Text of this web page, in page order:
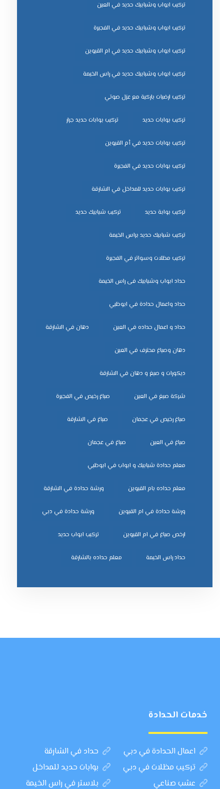
تركيب ابواب وشبابيك حديد في العين
تركيب ابواب وشبابيك حديد في الفجيرة
تركيب ابواب وشبابيك حديد في ام القيوين
تركيب ابواب وشبابيك حديد في راس الخيمة
تركيب ارضيات باركية مع عزل صوتي
تركيب بوابات حديد تركيب بوابات حديد جرار
تركيب بوابات حديد في أم القيوين
تركيب بوابات حديد في الفجيرة
تركيب بوابات حديد للمداخل في الشارقة
تركيب بوابة حديد تركيب شبابيك حديد
تركيب شبابيك حديد براس الخيمة
تركيب مظلات وسواتر في الفجيرة
حداد ابواب وشبابيك فى راس الخيمة
حداد واعمال حدادة في ابوظبي
حداد و اعمال حداده في العين دهان في الشارقة
دهان وصباغ محترف في العين
ديكورات و صبغ و دهان في الشارقة
شركة صبغ في العين صباغ رخيص في الفجيرة
صباغ رخيص في عجمان صباغ في الشارقة
صباغ في العين صباغ في عجمان
معلم حدادة شبابيك و ابواب في ابوظبي
معلم حداده بام القيوين ورشة حدادة في الشارقة
ورشة حدادة في ام القيوين ورشة حدادة في دبي
ﺗﺮﻛﻴﺐ اﺑﻮاب ﺣﺪﻳﺪ
ﺣﺪاد راس اﻟﺨﻴﻤﺔ ﻣﻌﻠﻢ ﺣﺪاده ﺑﺎﻟﺸﺎرﻗﺔ
خدمات الحدادة
اعمال الحدادة في دبي
حداد في الشارقة
تركيب مظلات في دبي
بوابات حديد للمداخل
عشب صناعي
بلاستر في راس الخيمة